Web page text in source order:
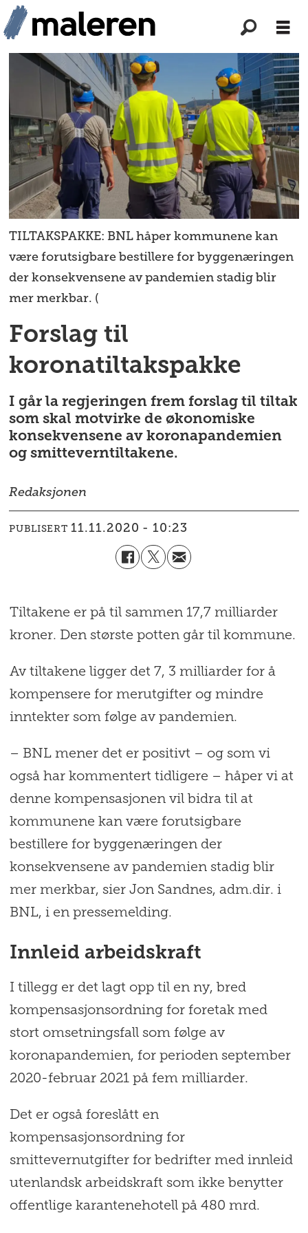
TILTAKSPAKKE: BNL håper kommunene kan
være forutsigbare bestillere for byggenæringen
der konsekvensene av pandemien stadig blir
mer merkbar. (
Forslag til
koronatiltakspakke
I går la regjeringen frem forslag til tiltak
som skal motvirke de økonomiske
konsekvensene av koronapandemien
og smitteverntiltakene.
Redaksjonen
PUBLISERT 11.11.2020 - 10:23
Tiltakene er på til sammen 17,7 milliarder
kroner. Den største potten går til kommune.
Av tiltakene ligger det 7, 3 milliarder for å
kompensere for merutgifter og mindre
inntekter som følge av pandemien.
– BNL mener det er positivt – og som vi
også har kommentert tidligere – håper vi at
denne kompensasjonen vil bidra til at
kommunene kan være forutsigbare
bestillere for byggenæringen der
konsekvensene av pandemien stadig blir
mer merkbar, sier Jon Sandnes, adm.dir. i
BNL, i en pressemelding.
Innleid arbeidskraft
I tillegg er det lagt opp til en ny, bred
kompensasjonsordning for foretak med
stort omsetningsfall som følge av
koronapandemien, for perioden september
2020-februar 2021 på fem milliarder.
Det er også foreslått en
kompensasjonsordning for
smittevernutgifter for bedrifter med innleid
utenlandsk arbeidskraft som ikke benytter
offentlige karantenehotell på 480 mrd.